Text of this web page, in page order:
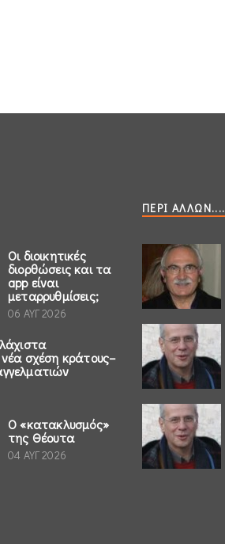
Οι διοικητικές
διορθώσεις και τα
app είναι
μεταρρυθμίσεις;
06 ΑΥΓ 2026
σχέση κράτους–
Ο «κατακλυσμός»
της Θέουτα
04 ΑΥΓ 2026
ΠΕΡΊ ΆΛΛΩΝ....